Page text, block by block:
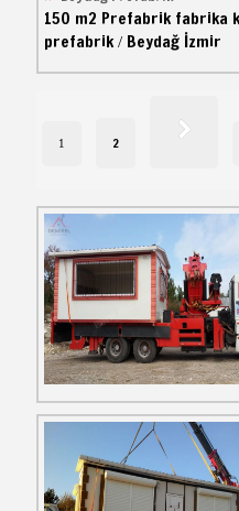
150 m2 Prefabrik fabrika
prefabrik/ Beydağ İzmir
1 2